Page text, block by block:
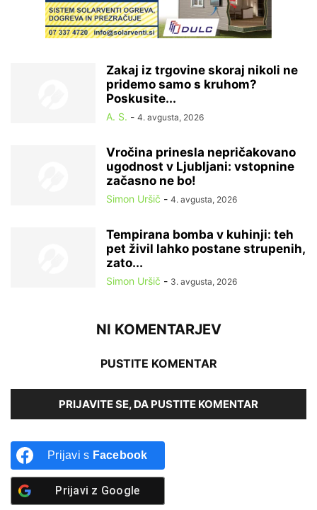
Zakaj iz trgovine skoraj nikoli ne
pridemo samo s kruhom?
Poskusite...
A. S. - 4. avgusta, 2026
Vročina prinesla nepričakovano
ugodnost v Ljubljani: vstopnine
začasno ne bo!
Simon Uršič - 4. avgusta, 2026
Tempirana bomba v kuhinji: teh
pet živil lahko postane strupenih,
zato...
Simon Uršič - 3. avgusta, 2026
NI KOMENTARJEV
PUSTITE KOMENTAR
PRIJAVITE SE, DA PUSTITE KOMENTAR
Prijavi s Facebook
Prijavi z Google